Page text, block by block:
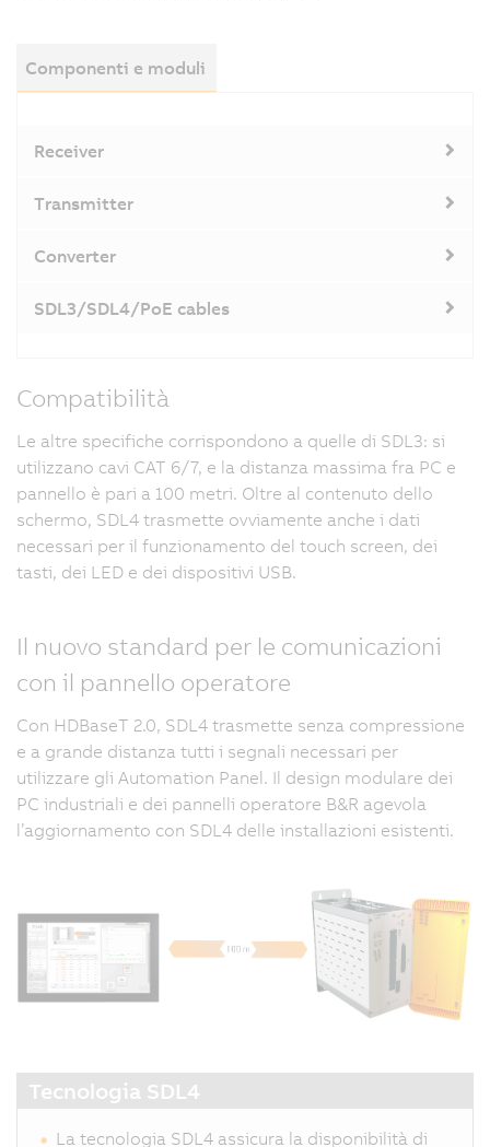
Componenti e moduli
Receiver
Transmitter
Converter
SDL3/SDL4/PoE cables
Compatibilità
Le altre specifiche corrispondono a quelle di SDL3: si
utilizzano cavi CAT 6/7, e la distanza massima fra PC e
pannello è pari a 100 metri. Oltre al contenuto dello
schermo, SDL4 trasmette ovviamente anche i dati
necessari per il funzionamento del touch screen, dei
tasti, dei LED e dei dispositivi USB.
Il nuovo standard per le comunicazioni
con il pannello operatore
Con HDBaseT 2.0, SDL4 trasmette senza compressione
e a grande distanza tutti i segnali necessari per
utilizzare gli Automation Panel. Il design modulare dei
PC industriali e dei pannelli operatore B&R agevola
l’aggiornamento con SDL4 delle installazioni esistenti.
Tecnologia SDL4
La tecnologia SDL4 assicura la disponibilità di